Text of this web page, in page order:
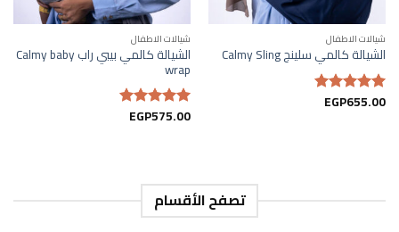
شيالات الاطفال
الشيالة كالمي سلينج Calmy Sling
تم التقييم
EGP655.00
شيالات الاطفال
الشيالة كالمي بيبي راب Calmy baby
wrap
تم التقييم
EGP575.00
تصفح الأقسام